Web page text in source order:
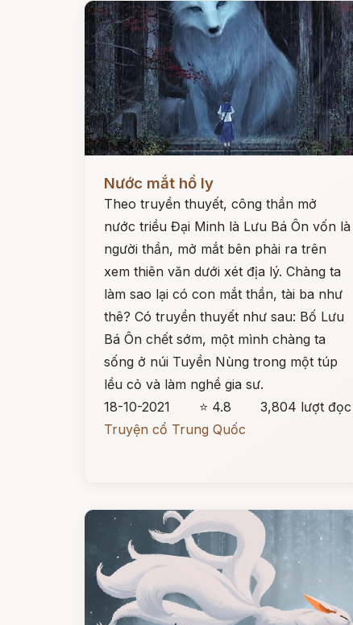
Nước mắt hồ ly
Theo truyền thuyết, công thần mở
nước triều Đại Minh là Lưu Bá Ôn vốn là
người thần, mở mắt bên phải ra trên
xem thiên văn dưới xét địa lý. Chàng ta
làm sao lại có con mắt thần, tài ba như
thê? Có truyền thuyết như sau: Bố Lưu
Bá Ôn chết sớm, một mình chàng ta
sống ở núi Tuyền Nùng trong một túp
lều cỏ và làm nghề gia sư.
18-10-2021
⭐ 4.8
3,804 lượt đọc
Truyện cổ Trung Quốc